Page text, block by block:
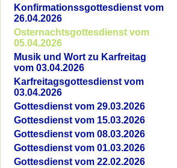
Konfirmationssgottesdienst vom
26.04.2026
Osternachtsgottesdienst vom
05.04.2026
Musik und Wort zu Karfreitag
vom 03.04.2026
Karfreitagsgottesdienst vom
03.04.2026
Gottesdienst vom 29.03.2026
Gottesdienst vom 15.03.2026
Gottesdienst vom 08.03.2026
Gottesdienst vom 01.03.2026
Gottesdienst vom 22.02.2026